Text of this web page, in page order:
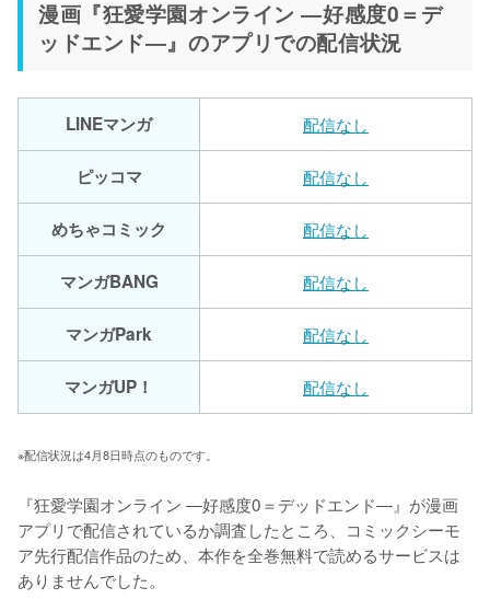
漫画『狂愛学園オンライン ―好感度0＝デ
ッドエンド―』のアプリでの配信状況
LINEマンガ 配信なし
ピッコマ 配信なし
めちゃコミック 配信なし
マンガBANG 配信なし
マンガPark 配信なし
マンガUP！ 配信なし
※配信状況は4月8日時点のものです。
『狂愛学園オンライン ―好感度0＝デッドエンド―』が漫画
アプリで配信されているか調査したところ、コミックシーモ
ア先行配信作品のため、本作を全巻無料で読めるサービスは
ありませんでした。